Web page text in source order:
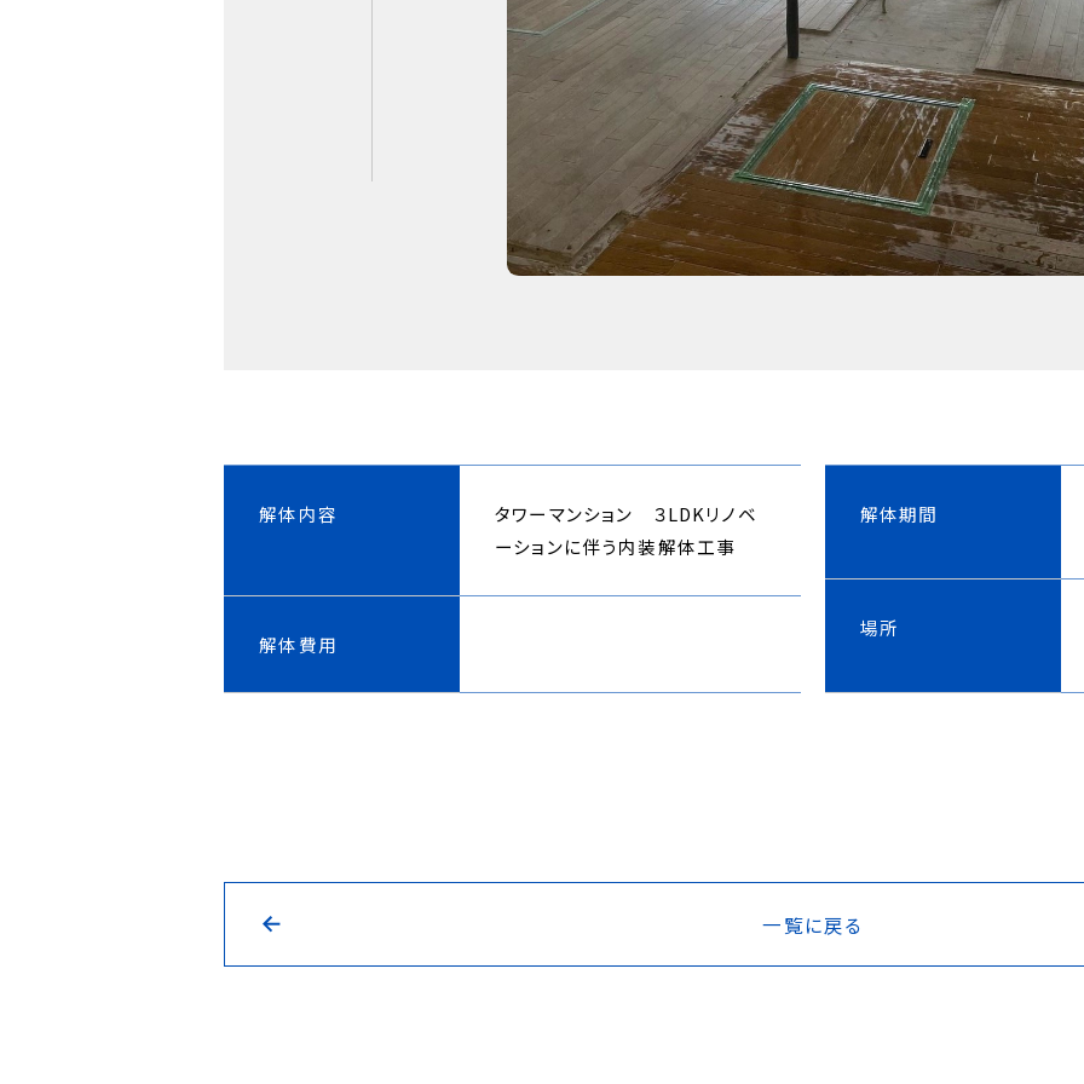
解体内容
タワーマンション ３LDKリノベ
ーションに伴う内装解体工事
解体費用
解体期間
場所
一覧に戻る